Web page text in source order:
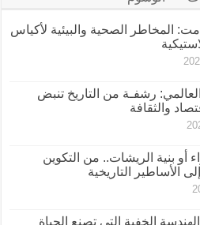
المخاطر الصحية والبيئية لأكياس
رشفـة من التاريخ تنبض
والثقافة
أو بنية الريشات.. من التكوين
الأساطير التاريخية
الخفية التي تصنع الحياة